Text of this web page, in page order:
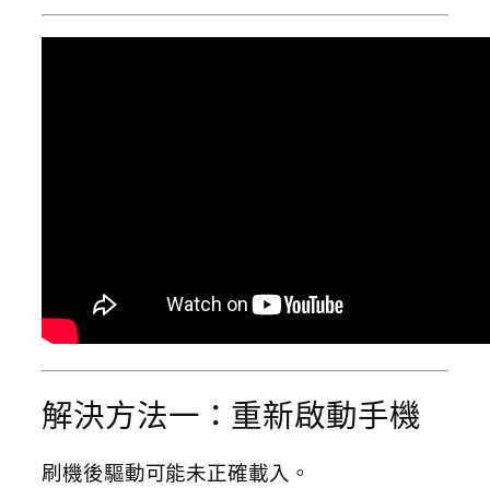
解決方法一：重新啟動手機
刷機後驅動可能未正確載入。